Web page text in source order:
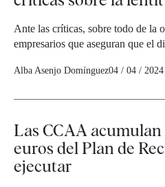
Ante las críticas, sobre todo de la
empresarios que aseguran que el
Alba Asenjo Domínguez04 / 04 / 2024
Las CCAA
euros del Plan de
ejecutar